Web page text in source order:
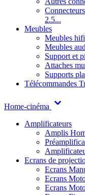
2.5...
Meubles
Meubles hifi
Meubles
Support et
Attaches
Supports
Télécommandes
Home-cinéma
Amplificateurs
Amplis
Ecrans de
Ecrans
Ecrans
Ecrans